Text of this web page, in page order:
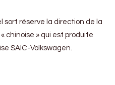
sort réserve la direction de la
chinoise » qui est produite
SAIC-Volkswagen.